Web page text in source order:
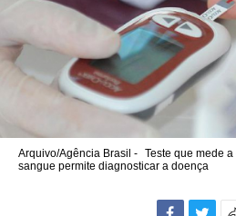
Arquivo/Agência Brasil - Teste que mede
sangue permite diagnosticar a doença